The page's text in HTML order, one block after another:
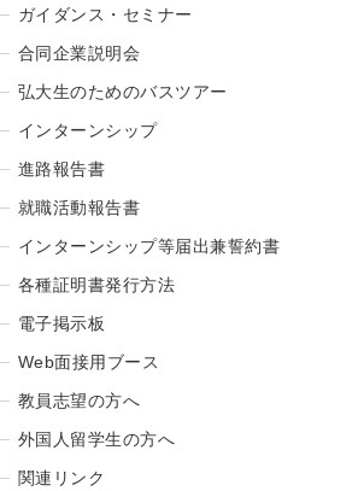
ガイダンス・セミナー
合同企業説明会
弘大生のためのバスツアー
インターンシップ
進路報告書
就職活動報告書
インターンシップ等届出兼誓約書
各種証明書発行方法
電子掲示板
Web面接用ブース
教員志望の方へ
外国人留学生の方へ
関連リンク